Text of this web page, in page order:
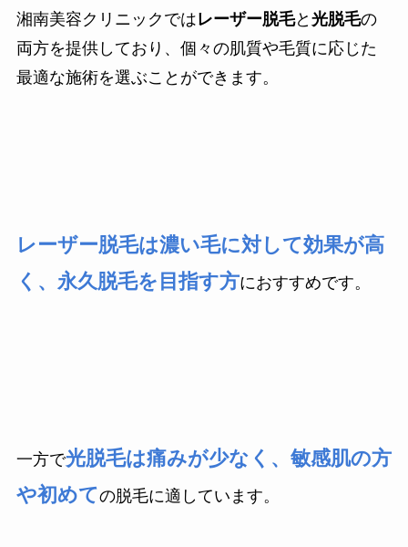
湘南美容クリニックではレーザー脱毛と 光脱毛の
両方を提供しており、個々の肌質や毛質に応じた
最適な施術を選ぶことができます。
レーザー脱毛は濃い毛に対して効果が高
く、永久脱毛を目指す方におすすめです。
一方で光脱毛は痛みが少なく、敏感肌の方
や初めての脱毛に適しています。